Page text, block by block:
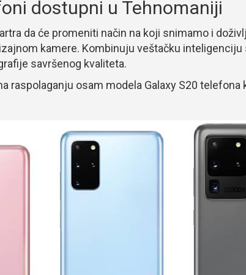
dostupni u Tehnomaniji
da će promeniti način na koji snimamo i
kamere. Kombinuju veštačku inteligenciju
savršenog kvaliteta.
raspolaganju osam modela Galaxy S20